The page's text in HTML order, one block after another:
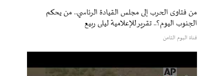
من فتاوى الحرب إلى مجلس القيادة الرئاسي.. من يحكم
الجنوب اليوم؟.. تقرير للإعلامية ليلى ربيع
قناة اليوم الثامن